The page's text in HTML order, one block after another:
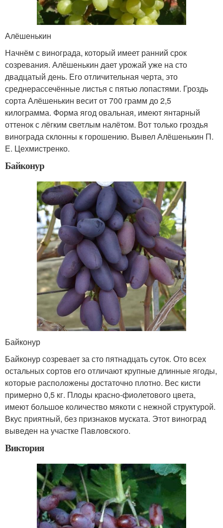
Алёшенькин
Начнём с винограда, который имеет ранний срок
созревания. Алёшенькин дает урожай уже на сто
двадцатый день. Его отличительная черта, это
среднерассечённые листья с пятью лопастями. Гроздь
сорта Алёшенькин весит от 700 грамм до 2,5
килограмма. Форма ягод овальная, имеют янтарный
оттенок с лёгким светлым налётом. Вот только гроздья
винограда склонны к горошению. Вывел Алёшенькин П.
Е. Цехмистренко.
Байконур
Байконур
Байконур созревает за сто пятнадцать суток. Ото всех
остальных сортов его отличают крупные длинные ягоды,
которые расположены достаточно плотно. Вес кисти
примерно 0,5 кг. Плоды красно-фиолетового цвета,
имеют большое количество мякоти с нежной структурой.
Вкус приятный, без признаков муската. Этот виноград
выведен на участке Павловского.
Виктория